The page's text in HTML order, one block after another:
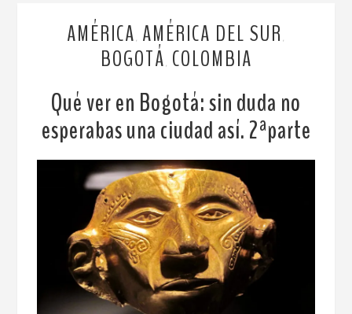
AMÉRICA, AMÉRICA DEL SUR ,
BOGOTÁ, COLOMBIA
Qué ver en Bogotá: sin duda no
esperabas una ciudad así. 2ªparte